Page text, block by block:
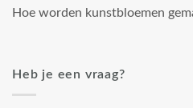
Hoe worden kunstbloemen
Heb je een vraag?